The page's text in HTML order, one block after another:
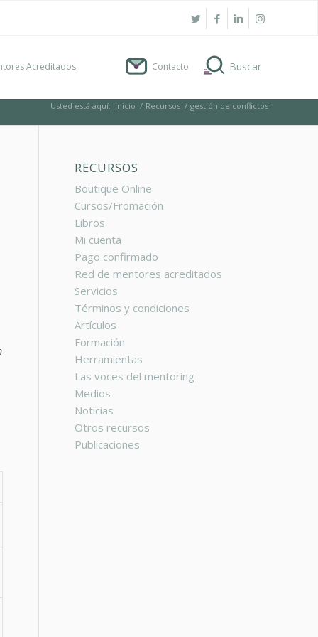
Acreditados Contacto
Usted está aquí: Inicio / Recursos / gestión de conflictos
RECURSOS
Boutique Online
Cursos/Fromación
Libros
Mi cuenta
Pago confirmado
Red de mentores acreditados
Servicios
Términos y condiciones
Artículos
Formación
Herramientas
Las voces del mentoring
Medios
Noticias
Otros recursos
Publicaciones